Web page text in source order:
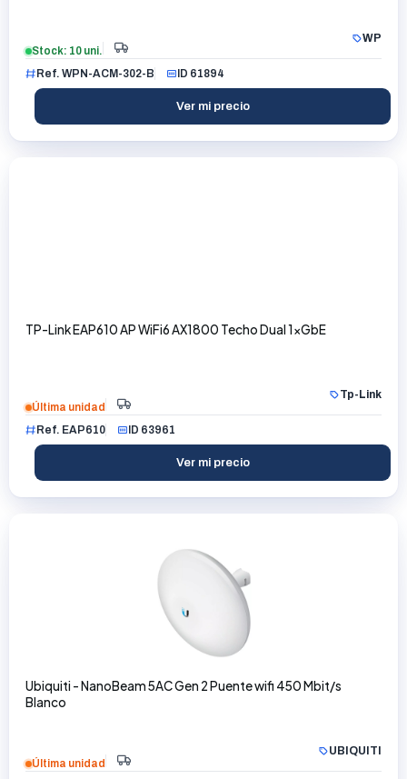
WP
Stock: 10 uni.
Ref. WPN-ACM-302-B
ID 61894
Ver mi precio
TP-Link EAP610 AP WiFi6 AX1800 Techo Dual 1xGbE
Tp-Link
Última unidad
Ref. EAP610
ID 63961
Ver mi precio
Ubiquiti - NanoBeam 5AC Gen 2 Puente wifi 450 Mbit/s
Blanco
UBIQUITI
Última unidad